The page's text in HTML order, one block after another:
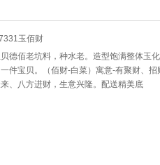
玉佰财
德佰老坑料，种水老。造型饱满整体玉
件宝贝。（佰财-白菜）寓意-有聚财、招
、八方进财，生意兴隆。配送精美底